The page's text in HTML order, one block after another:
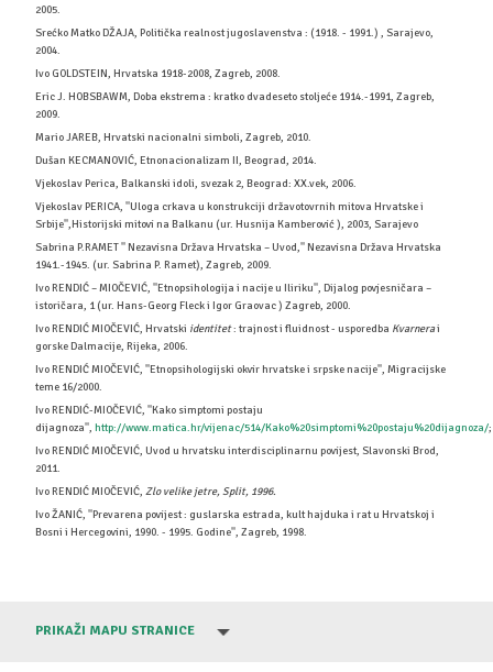
2005.
Srećko Matko DŽAJA, Politička realnost jugoslavenstva : (1918. - 1991.) , Sarajevo,
2004.
Ivo GOLDSTEIN, Hrvatska 1918-2008, Zagreb, 2008.
Eric J. HOBSBAWM, Doba ekstrema : kratko dvadeseto stoljeće 1914.-1991, Zagreb,
2009.
Mario JAREB, Hrvatski nacionalni simboli, Zagreb, 2010.
Dušan KECMANOVIĆ, Etnonacionalizam II, Beograd, 2014.
Vjekoslav Perica, Balkanski idoli, svezak 2, Beograd: XX.vek, 2006.
Vjekoslav PERICA, ''Uloga crkava u konstrukciji državotovrnih mitova Hrvatske i
Srbije'',Historijski mitovi na Balkanu (ur. Husnija Kamberović ), 2003, Sarajevo
Sabrina P.RAMET '' Nezavisna Država Hrvatska – Uvod,'' Nezavisna Država Hrvatska
1941.-1945. (ur. Sabrina P. Ramet), Zagreb, 2009.
Ivo RENDIĆ – MIOČEVIĆ, ''Etnopsihologija i nacije u Iliriku'', Dijalog povjesničara –
istoričara, 1 (ur. Hans-Georg Fleck i Igor Graovac ) Zagreb, 2000.
Ivo RENDIĆ MIOČEVIĆ, Hrvatski identitet: trajnost i fluidnost - usporedba Kvarnerai
gorske Dalmacije, Rijeka, 2006.
Ivo RENDIĆ MIOČEVIĆ, ''Etnopsihologijski okvir hrvatske i srpske nacije'', Migracijske
teme 16/2000.
Ivo RENDIĆ-MIOČEVIĆ, ''Kako simptomi postaju
dijagnoza'', http://www.matica.hr/vijenac/514/Kako%20simptomi%20postaju%20dijagnoza/;
Ivo RENDIĆ MIOČEVIĆ, Uvod u hrvatsku interdisciplinarnu povijest, Slavonski Brod,
2011.
Ivo RENDIĆ MIOČEVIĆ, Zlo velike jetre, Split, 1996.
Ivo ŽANIĆ, ''Prevarena povijest : guslarska estrada, kult hajduka i rat u Hrvatskoj i
Bosni i Hercegovini, 1990. - 1995. Godine'', Zagreb, 1998.
PRIKAŽI MAPU STRANICE